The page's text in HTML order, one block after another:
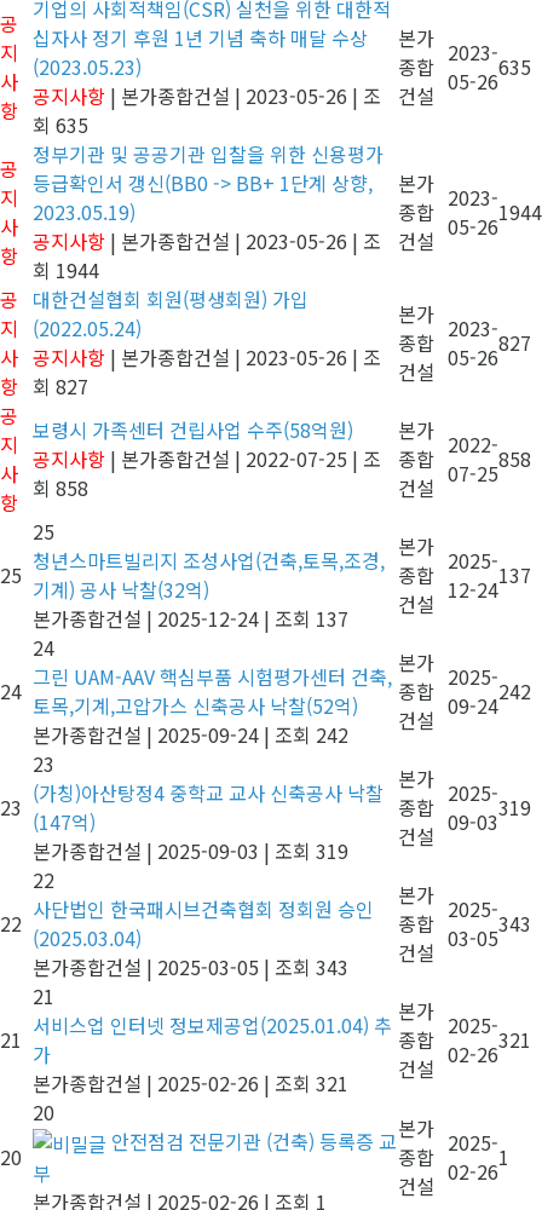
공
지
사
항
기업의 사회적책임(CSR) 실천을 위한 대한적
십자사 정기 후원 1년 기념 축하 매달 수상
(2023.05.23)
공지사항 | 본가종합건설 | 2023-05-26 | 조
회 635
본가
종합
건설
2023-
05-26635
공
지
사
항
정부기관 및 공공기관 입찰을 위한 신용평가
등급확인서 갱신(BB0 -> BB+ 1단계 상향,
2023.05.19)
공지사항 | 본가종합건설 | 2023-05-26 | 조
회 1944
본가
종합
건설
2023-
05-261944
공
지
사
항
대한건설협회 회원(평생회원) 가입
(2022.05.24)
공지사항 | 본가종합건설 | 2023-05-26 | 조
회 827
본가
종합
건설
2023-
05-26827
공
지
사
항
보령시 가족센터 건립사업 수주(58억원)
공지사항 | 본가종합건설 | 2022-07-25 | 조
회 858
본가
종합
건설
2022-
07-25858
25
25
청년스마트빌리지 조성사업(건축,토목,조경,
기계) 공사 낙찰(32억)
본가종합건설 | 2025-12-24 | 조회 137
본가
종합
건설
2025-
12-24137
24
24
그린 UAM-AAV 핵심부품 시험평가센터 건축,
토목,기계,고압가스 신축공사 낙찰(52억)
본가종합건설 | 2025-09-24 | 조회 242
본가
종합
건설
2025-
09-24242
23
23
(가칭)아산탕정4 중학교 교사 신축공사 낙찰
(147억)
본가종합건설 | 2025-09-03 | 조회 319
본가
종합
건설
2025-
09-03319
22
22
사단법인 한국패시브건축협회 정회원 승인
(2025.03.04)
본가종합건설 | 2025-03-05 | 조회 343
본가
종합
건설
2025-
03-05343
21
21
서비스업 인터넷 정보제공업(2025.01.04) 추
가
본가종합건설 | 2025-02-26 | 조회 321
본가
종합
건설
2025-
02-26321
20
20
안전점검 전문기관 (건축) 등록증 교
부
본가종합건설 | 2025-02-26 | 조회 1
본가
종합
건설
2025-
02-261